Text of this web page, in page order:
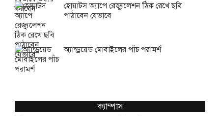
হোয়াটস অ্যাপে রেজ্যুলেশন ঠিক রেখে ছবি
পাঠাবেন যেভাবে
অ্যান্ড্রয়েড মোবাইলের পাঁচ পরামর্শ
ক্যাম্পাস